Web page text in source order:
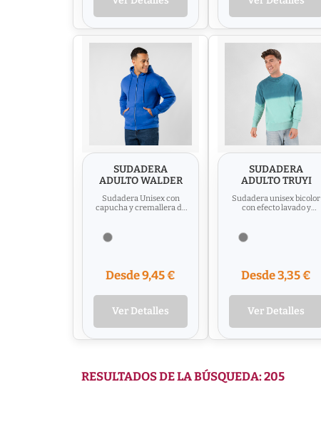
SUDADERA
ADULTO WALDER
Sudadera Unisex con
capucha y cremallera de
Desde 9,45 €
Ver Detalles
SUDADERA
ADULTO TRUYI
Sudadera unisex bicolor
con efecto lavado y
Desde 3,35 €
Ver Detalles
RESULTADOS DE LA BÚSQUEDA: 205